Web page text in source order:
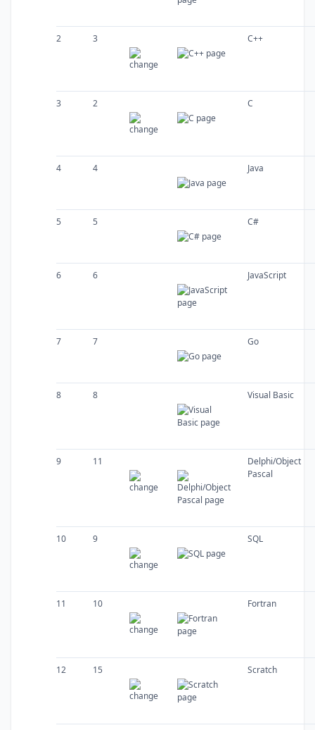
2 3 C++
3 2 C
4 4 Java
5 5 C#
6 6 JavaScript
7 7 Go
8 8 Visual Basic
9 11
Delphi/Object
Pascal
10 9 SQL
11 10 Fortran
12 15 Scratch